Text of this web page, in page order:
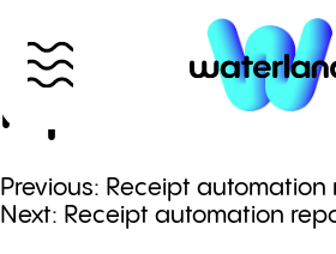
content
Το πάρκο
Receipt
report for
Πλοήγηση
άρθρων
Previous: Receipt automation
Next: Receipt automation